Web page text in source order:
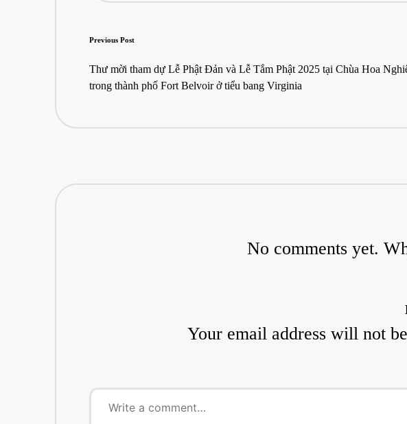
Post
navigation
Previous Post
Thư mời tham dự Lễ Phật Đản và Lễ Tắm Phật 2025 tại Chùa Hoa
trong thành phố Fort Belvoir ở tiểu bang Virginia
No comments yet.
Your email address will not